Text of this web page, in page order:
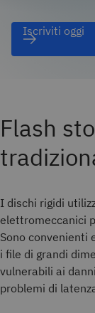
Iscriviti oggi
Flash
I dischi rigidi
elettromeccanici
Sono convenienti
i file di grandi
vulnerabili ai
problemi di